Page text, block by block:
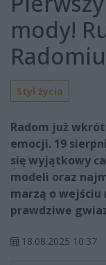
mody!
Radomiu
Styl życia
Radom już
emocji. 19
się wyjątkowy
modeli oraz
marzą o wejściu
prawdziwe
18.08.2025 10:37